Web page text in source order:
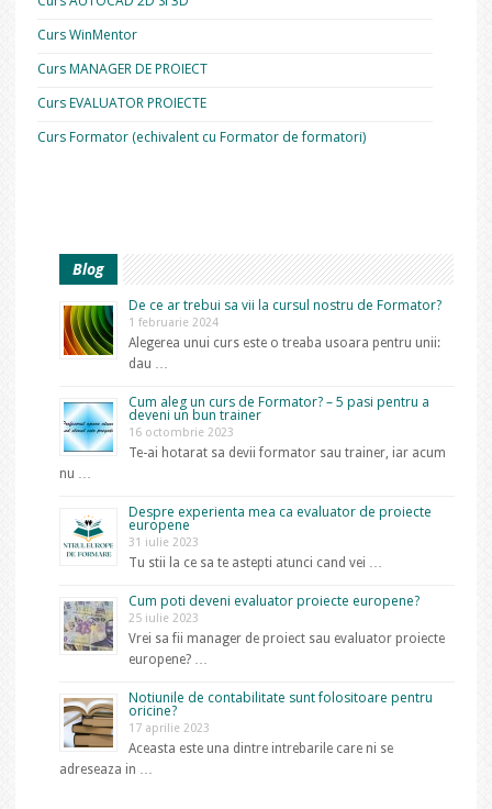
Curs WinMentor
Curs MANAGER DE PROIECT
Curs EVALUATOR PROIECTE
Curs Formator (echivalent cu Formator de formatori)
Blog
De ce ar trebui sa vii la cursul nostru de Formator?
1 februarie 2024
Alegerea unui curs este o treaba usoara pentru unii:
dau …
Cum aleg un curs de Formator? – 5 pasi pentru a
deveni un bun trainer
16 octombrie 2023
Te-ai hotarat sa devii formator sau trainer, iar acum
nu …
Despre experienta mea ca evaluator de proiecte
europene
31 iulie 2023
Tu stii la ce sa te astepti atunci cand vei …
Cum poti deveni evaluator proiecte europene?
25 iulie 2023
Vrei sa fii manager de proiect sau evaluator proiecte
europene? …
Notiunile de contabilitate sunt folositoare pentru
oricine?
17 aprilie 2023
Aceasta este una dintre intrebarile care ni se
adreseaza in …